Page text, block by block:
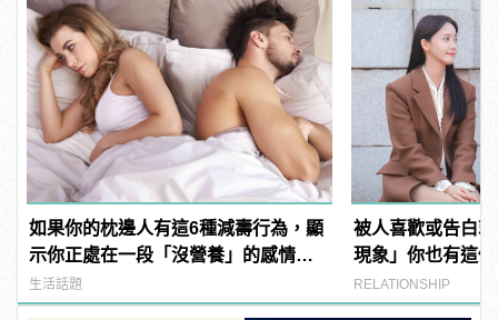
如果你的枕邊人有這6種減壽行為，顯
示你正處在一段「沒營養」的感情
中！快逃啊！
生活話題
被人喜歡或告白
現象」你也有這
RELATIONSHIP